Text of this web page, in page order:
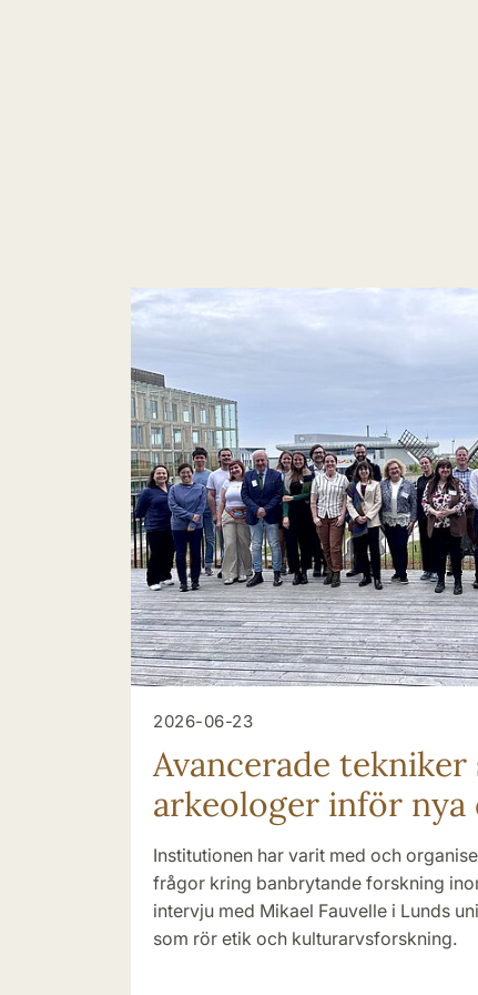
2026-06-23
Avancerade
arkeologer inför nya
Institutionen har varit med och
frågor kring banbrytande forskning
intervju med Mikael Fauvelle i Lunds
som rör etik och kulturarvsforskning.